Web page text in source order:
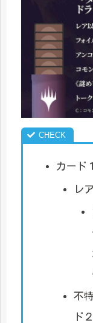
カード
レ
不
ド